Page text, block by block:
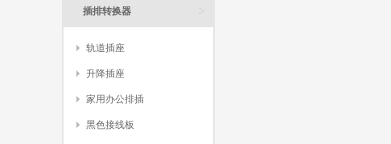
插排转换器
轨道插座
升降插座
家用办公排插
黑色接线板